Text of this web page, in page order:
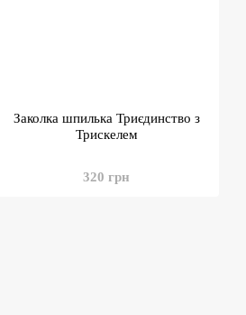
Заколка шпилька Триєдинство з
Трискелем
320 грн